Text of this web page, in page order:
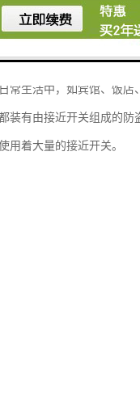
常生活中，如宾馆、饭
装有由接近开关组成的
用着大量的接近开关。